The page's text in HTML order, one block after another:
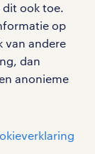
dit ook toe.
op
van andere
dan
anonieme